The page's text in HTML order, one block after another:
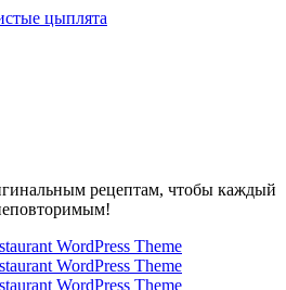
рецептам, чтобы каждый